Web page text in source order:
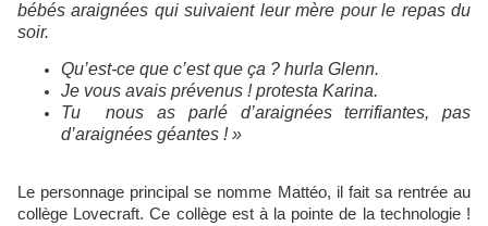
bébés araignées qui suivaient leur mère pour le repas du
soir.
Qu’est-ce que c’est que ça ? hurla Glenn.
Je vous avais prévenus ! protesta Karina.
Tu nous as parlé d’araignées terrifiantes, pas
d’araignées géantes ! »
Le personnage principal se nomme Mattéo, il fait sa rentrée au
collège Lovecraft. Ce collège est à la pointe de la technologie !